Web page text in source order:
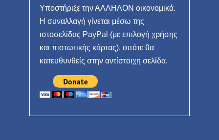
Υποστήριξε την ΑΛΛΗΛΟΝ οικονομικά.
Η συναλλαγή γίνεται μέσω της
ιστοσελίδας PayPal (με επιλογή χρήσης
και πιστωτικής κάρτας), οπότε θα
κατευθυνθείς στην αντίστοιχη σελίδα.